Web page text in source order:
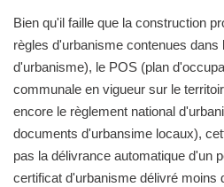
Bien qu'il faille que la construction
règles d'urbanisme contenues dans
d'urbanisme), le POS (plan
communale en vigueur sur le
encore le règlement national
documents d'urbansime locaux),
pas la délivrance automatique d'un
certificat d'urbanisme délivré moins